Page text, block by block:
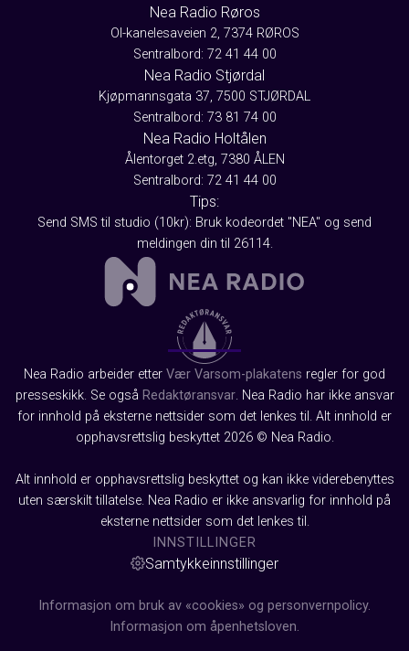
Nea Radio Røros
Ol-kanelesaveien 2, 7374 RØROS
Sentralbord: 72 41 44 00
Nea Radio Stjørdal
Kjøpmannsgata 37, 7500 STJØRDAL
Sentralbord: 73 81 74 00
Nea Radio Holtålen
Ålentorget 2.etg, 7380 ÅLEN
Sentralbord: 72 41 44 00
Tips:
Send SMS til studio (10kr): Bruk kodeordet "NEA" og send
meldingen din til 26114.
Nea Radio arbeider etter Vær Varsom-plakatens regler for god
presseskikk. Se også Redaktøransvar. Nea Radio har ikke ansvar
for innhold på eksterne nettsider som det lenkes til. Alt innhold er
opphavsrettslig beskyttet 2026 © Nea Radio.
Alt innhold er opphavsrettslig beskyttet og kan ikke viderebenyttes
uten særskilt tillatelse. Nea Radio er ikke ansvarlig for innhold på
eksterne nettsider som det lenkes til.
INNSTILLINGER
Samtykkeinnstillinger
Informasjon om bruk av «cookies» og personvernpolicy.
Informasjon om åpenhetsloven.